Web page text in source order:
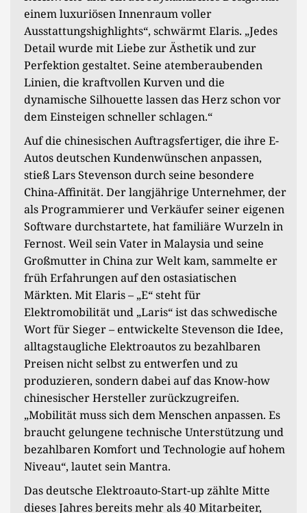
einem luxuriösen Innenraum voller
Ausstattungshighlights“, schwärmt Elaris. „Jedes
Detail wurde mit Liebe zur Ästhetik und zur
Perfektion gestaltet. Seine atemberaubenden
Linien, die kraftvollen Kurven und die
dynamische Silhouette lassen das Herz schon vor
dem Einsteigen schneller schlagen.“
Auf die chinesischen Auftragsfertiger, die ihre E-
Autos deutschen Kundenwünschen anpassen,
stieß Lars Stevenson durch seine besondere
China-Affinität. Der langjährige Unternehmer, der
als Programmierer und Verkäufer seiner eigenen
Software durchstartete, hat familiäre Wurzeln in
Fernost. Weil sein Vater in Malaysia und seine
Großmutter in China zur Welt kam, sammelte er
früh Erfahrungen auf den ostasiatischen
Märkten. Mit Elaris – „E“ steht für
Elektromobilität und „Laris“ ist das schwedische
Wort für Sieger – entwickelte Stevenson die Idee,
alltagstaugliche Elektroautos zu bezahlbaren
Preisen nicht selbst zu entwerfen und zu
produzieren, sondern dabei auf das Know-how
chinesischer Hersteller zurückzugreifen.
„Mobilität muss sich dem Menschen anpassen. Es
braucht gelungene technische Unterstützung und
bezahlbaren Komfort und Technologie auf hohem
Niveau“, lautet sein Mantra.
Das deutsche Elektroauto-Start-up zählte Mitte
dieses Jahres bereits mehr als 40 Mitarbeiter,